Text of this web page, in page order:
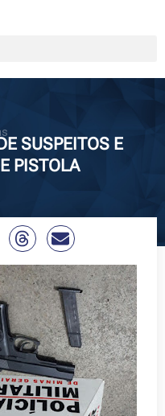
SUSPEITOS E
PISTOLA